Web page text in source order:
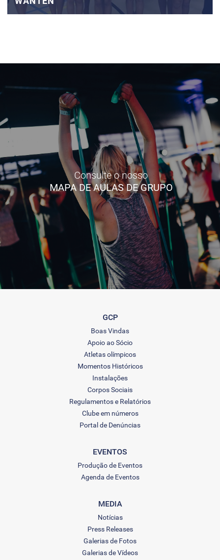
Consulte o nosso
MAPA DE AULAS DE GRUPO
GCP
Boas Vindas
Apoio ao Sócio
Atletas olímpicos
Momentos Históricos
Instalações
Corpos Sociais
Regulamentos e Relatórios
Clube em números
Portal de Denúncias
EVENTOS
Produção de Eventos
Agenda de Eventos
MEDIA
Notícias
Press Releases
Galerias de Fotos
Galerias de Vídeos